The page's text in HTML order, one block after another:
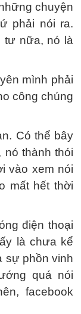
chuyện
phải nói ra.
tư nữa, nó là
mình phải
công chúng
Có thể bây
nó thành thói
vào xem nói
mất hết thời
điện thoại
là chưa kể
sự phồn vinh
quá nói
facebook